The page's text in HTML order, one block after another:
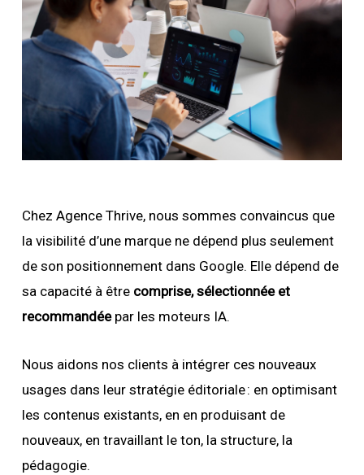
Chez Agence Thrive, nous sommes convaincus que
la visibilité d’une marque ne dépend plus seulement
de son positionnement dans Google. Elle dépend de
sa capacité à être comprise, sélectionnée et
recommandéepar les moteurs IA.
Nous aidons nos clients à intégrer ces nouveaux
usages dans leur stratégie éditoriale : en optimisant
les contenus existants, en en produisant de
nouveaux, en travaillant le ton, la structure, la
pédagogie.